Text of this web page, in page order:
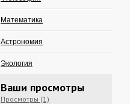
Математика
Астрономия
Экология
Ваши просмотры
Просмотры (1)